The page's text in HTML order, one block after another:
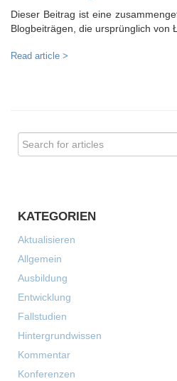
Dieser Beitrag ist eine
Blogbeiträgen, die ursprünglich von
Read article >
KATEGORIEN
Aktualisieren
Allgemein
Ausbildung
Entwicklung
Fallstudien
Hintergrundwissen
Kommentar
Konferenzen